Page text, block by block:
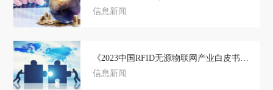
信息新闻
信息新闻